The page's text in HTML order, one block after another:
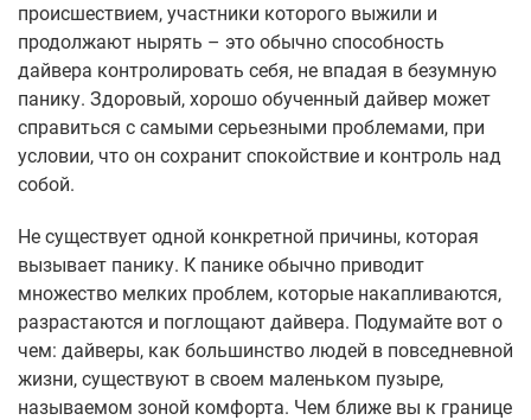
происшествием, участники которого выжили и
продолжают нырять – это обычно способность
дайвера контролировать себя, не впадая в безумную
панику. Здоровый, хорошо обученный дайвер может
справиться с самыми серьезными проблемами, при
условии, что он сохранит спокойствие и контроль над
собой.
Не существует одной конкретной причины, которая
вызывает панику. К панике обычно приводит
множество мелких проблем, которые накапливаются,
разрастаются и поглощают дайвера. Подумайте вот о
чем: дайверы, как большинство людей в повседневной
жизни, существуют в своем маленьком пузыре,
называемом зоной комфорта. Чем ближе вы к границе